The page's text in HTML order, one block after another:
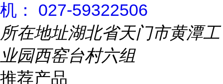
机： 027-59322506
所在地址湖北省天门市黄潭工
业园西窑台村六组
推荐产品